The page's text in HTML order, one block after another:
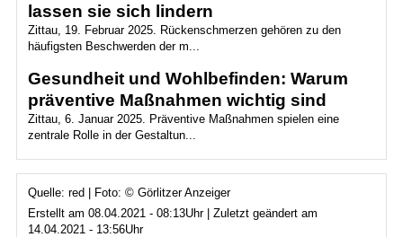
lassen sie sich lindern
Zittau, 19. Februar 2025. Rückenschmerzen gehören zu den
häufigsten Beschwerden der m...
Gesundheit und Wohlbefinden: Warum
präventive Maßnahmen wichtig sind
Zittau, 6. Januar 2025. Präventive Maßnahmen spielen eine
zentrale Rolle in der Gestaltun...
Quelle: red | Foto: © Görlitzer Anzeiger
Erstellt am 08.04.2021 - 08:13Uhr | Zuletzt geändert am
14.04.2021 - 13:56Uhr